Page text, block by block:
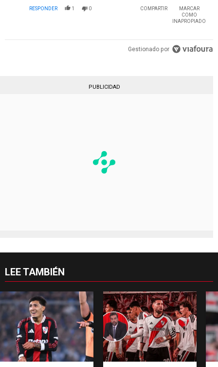
RESPONDER 1 0 COMPARTIR
MARCAR
COMO
INAPROPIADO
Gestionado por
PUBLICIDAD
LEE TAMBIÉN